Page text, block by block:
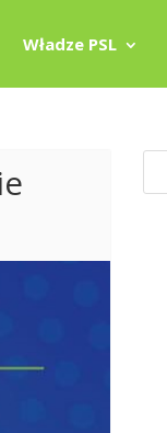
Władze PSL